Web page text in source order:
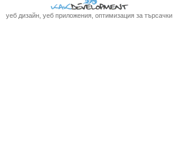
уеб дизайн, уеб приложения, оптимизация за търсачки